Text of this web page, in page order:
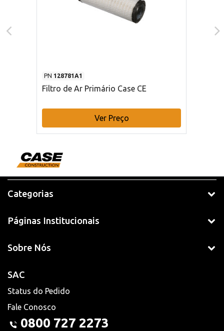
PN 128781A1
Filtro de Ar Primário Case CE
Ver Preço
Categorias
Páginas Institucionais
Sobre Nós
SAC
Status do Pedido
Fale Conosco
0800 727 2273